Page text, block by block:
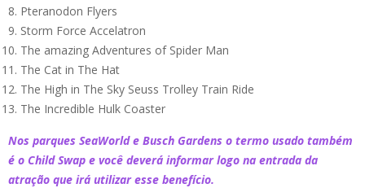
Pteranodon Flyers
Storm Force Accelatron
The amazing Adventures of Spider Man
The Cat in The Hat
The High in The Sky Seuss Trolley Train Ride
The Incredible Hulk Coaster
Nos parques SeaWorld e Busch Gardens o termo usado também
é o Child Swap e você deverá informar logo na entrada da
atração que irá utilizar esse benefício.